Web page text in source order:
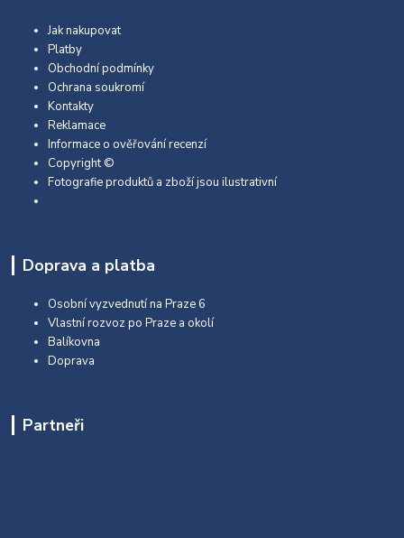
Jak nakupovat
Platby
Obchodní podmínky
Ochrana soukromí
Kontakty
Reklamace
Informace o ověřování recenzí
Copyright ©
Fotografie produktů a zboží jsou ilustrativní
Doprava a platba
Osobní vyzvednutí na Praze 6
Vlastní rozvoz po Praze a okolí
Balíkovna
Doprava
Partneři